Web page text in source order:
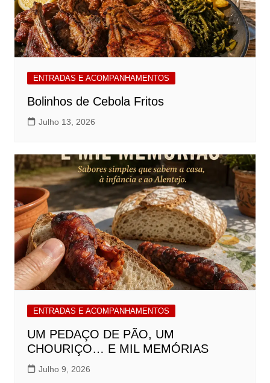
ENTRADAS E ACOMPANHAMENTOS
Bolinhos de Cebola Fritos
Julho 13, 2026
ENTRADAS E ACOMPANHAMENTOS
UM PEDAÇO DE PÃO, UM
CHOURIÇO… E MIL MEMÓRIAS
Julho 9, 2026